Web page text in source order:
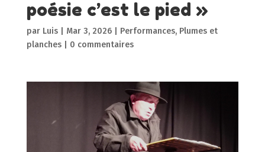
poésie c’est le pied »
par Luis| Mar 3, 2026| Performances, Plumes et
planches| 0 commentaires